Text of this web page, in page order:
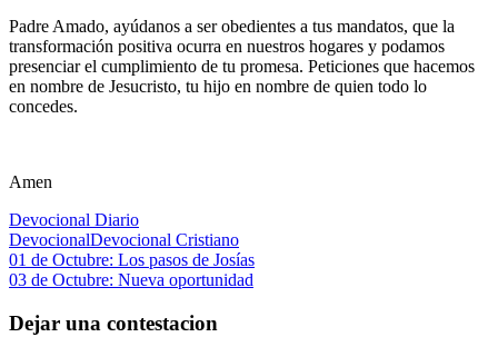
Padre Amado, ayúdanos a ser obedientes a tus mandatos, que la
transformación positiva ocurra en nuestros hogares y podamos
presenciar el cumplimiento de tu promesa. Peticiones que hacemos
en nombre de Jesucristo, tu hijo en nombre de quien todo lo
concedes.
Amen
Devocional Diario
DevocionalDevocional Cristiano
Navegación
de
entradas
Entrada
anterior:
01 de Octubre: Los pasos de Josías
Siguiente
03 de Octubre: Nueva oportunidad
Dejar una contestacion